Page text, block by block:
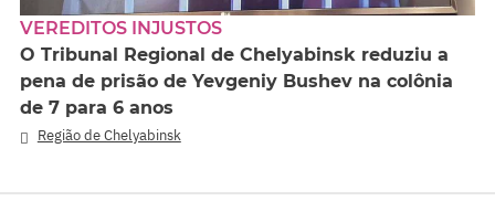
VEREDITOS INJUSTOS
O Tribunal Regional de Chelyabinsk reduziu a
pena de prisão de Yevgeniy Bushev na colônia
de 7 para 6 anos
Região de Chelyabinsk